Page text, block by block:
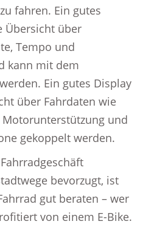
fahren. Ein gutes
Übersicht über
Tempo und
kann mit dem
Ein gutes Display
über Fahrdaten wie
und
gekoppelt werden.
bevorzugt, ist
gut beraten – wer
von einem E-Bike.